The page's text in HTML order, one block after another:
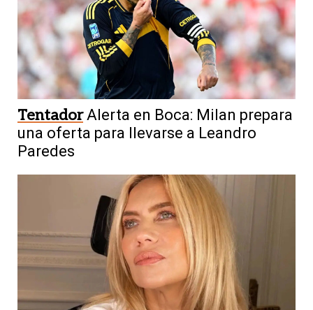
Tentador Alerta en Boca: Milan prepara
una oferta para llevarse a Leandro
Paredes